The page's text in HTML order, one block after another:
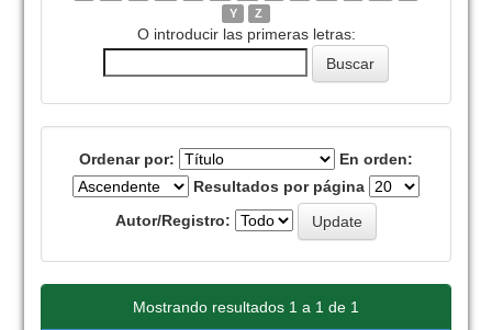
Y
Z
O introducir las primeras letras:
Ordenar por:
En orden:
Resultados por página
Autor/Registro:
Mostrando resultados 1 a 1 de 1